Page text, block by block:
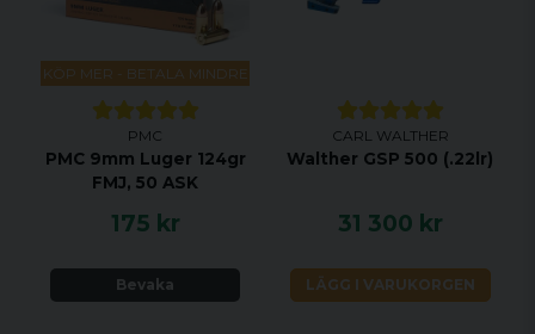
KÖP MER - BETALA MINDRE
PMC
PMC 9mm Luger 124gr
FMJ, 50 ASK
175 kr
Bevaka
CARL WALTHER
Walther GSP 500 (.22lr)
31 300 kr
LÄGG I VARUKORGEN